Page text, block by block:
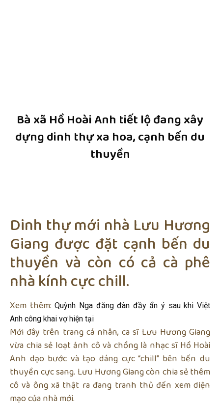
Bà xã Hồ Hoài Anh tiết lộ đang xây
dựng dinh thự xa hoa, cạnh bến du
thuyền
Dinh thự mới nhà Lưu Hương
Giang được đặt cạnh bến du
thuyền và còn có cả cà phê
nhà kính cực chill.
Xem thêm:Quỳnh Nga đăng đàn đầy ẩn ý sau khi Việt
Anh công khai vợ hiện tại
Mới đây trên trang cá nhân, ca sĩ Lưu Hương Giang
vừa chia sẻ loạt ảnh cô và chồng là nhạc sĩ Hồ Hoài
Anh dạo bước và tạo dáng cực “chill” bên bến du
thuyền cực sang. Lưu Hương Giang còn chia sẻ thêm
cô và ông xã thật ra đang tranh thủ đến xem diện
mạo của nhà mới.